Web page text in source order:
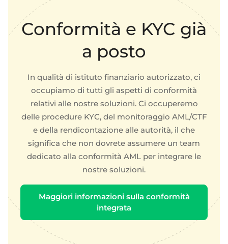
Conformità e KYC già
a posto
In qualità di istituto finanziario autorizzato, ci
occupiamo di tutti gli aspetti di conformità
relativi alle nostre soluzioni. Ci occuperemo
delle procedure KYC, del monitoraggio AML/CTF
e della rendicontazione alle autorità, il che
significa che non dovrete assumere un team
dedicato alla conformità AML per integrare le
nostre soluzioni.
Maggiori informazioni sulla conformità
integrata